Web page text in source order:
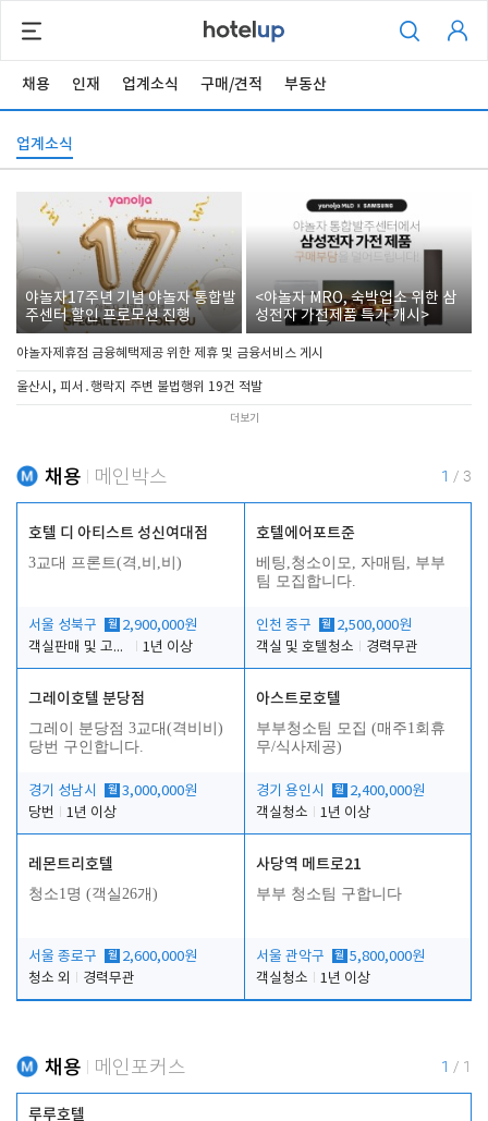
채용 인재 업계소식 구매/견적 부동산
업계소식
야놀자17주년 기념 야놀자 통합발
주센터 할인 프로모션 진행
<야놀자 MRO, 숙박업소 위한 삼
성전자 가전제품 특가 개시>
야놀자제휴점 금융혜택제공 위한 제휴 및 금융서비스 게시
울산시, 피서․행락지 주변 불법행위 19건 적발
더보기
채용 메인박스 1 / 3
호텔 디 아티스트 성신여대점
3교대 프론트(격,비,비)
서울 성북구 월 2,900,000원
객실판매 및 고객응대
1년 이상
호텔에어포트준
베팅,청소이모, 자매팀, 부부
팀 모집합니다.
인천 중구 월 2,500,000원
객실 및 호텔청소
경력무관
그레이호텔 분당점
그레이 분당점 3교대(격비비)
당번 구인합니다.
경기 성남시 월 3,000,000원
당번
1년 이상
아스트로호텔
부부청소팀 모집 (매주1회휴
무/식사제공)
경기 용인시 월 2,400,000원
객실청소
1년 이상
레몬트리호텔
청소1명 (객실26개)
서울 종로구 월 2,600,000원
청소 외
경력무관
사당역 메트로21
부부 청소팀 구합니다
서울 관악구 월 5,800,000원
객실청소
1년 이상
채용 메인포커스 1 / 1
루루호텔